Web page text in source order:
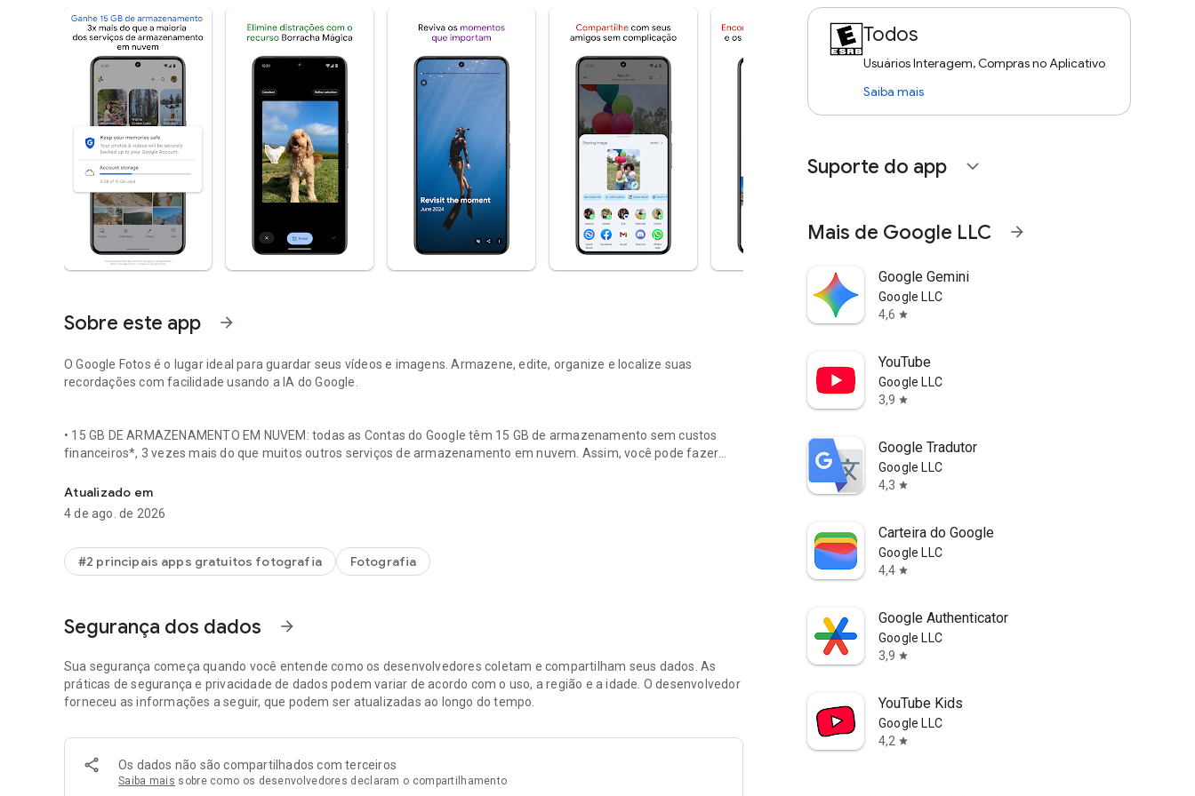
Sobre este app arrow_forward
O Google Fotos é o lugar ideal para guardar seus vídeos e imagens. Armazene, edite, organize e localize suas
recordações com facilidade usando a IA do Google.
• 15 GB DE ARMAZENAMENTO EM NUVEM: todas as Contas do Google têm 15 GB de armazenamento sem custos
financeiros*, 3 vezes mais do que muitos outros serviços de armazenamento em nuvem. Assim, você pode fazer
• FERRAMENTAS DE EDIÇÃO COM TECNOLOGIA DE IA: faça edições complexas com apenas alguns toques. Remova
a iluminação e o brilho com a Luz para Retrato.
eu rindo, Andando de caiaque em um lago cercado por montanhas ou Emma pintando no quintal.
• ORGANIZAÇÃO FÁCIL: o Google Fotos ajuda a organizar sua galeria agrupando automaticamente fotos duplicadas e
parecidas em Fotos semelhantes. Ele também oferece pastas inteligentes e intuitivas para capturas de tela,
diferenciada. Você pode até salvar fotos e vídeos particulares em uma Pasta Trancada protegida pelo bloqueio de
tela do seu dispositivo.
Atualizado em
4 de ago. de 2026
#2 principais apps gratuitos fotografia Fotografia
Segurança dos dados arrow_forward
Sua segurança começa quando você entende como os desenvolvedores coletam e compartilham seus dados. As
práticas de segurança e privacidade de dados podem variar de acordo com o uso, a região e a idade. O desenvolvedor
forneceu as informações a seguir, que podem ser atualizadas ao longo do tempo.
Os dados não são compartilhados com terceiros
Saiba mais sobre como os desenvolvedores declaram o compartilhamento
Todos
Usuários Interagem, Compras no Aplicativo
Saiba mais
Suporte do app expand_more
Mais de Google LLC arrow_forward
Google Gemini
Google LLC
4,6 star
YouTube
Google LLC
3,9 star
Google Tradutor
Google LLC
4,3 star
Carteira do Google
Google LLC
4,4 star
Google Authenticator
Google LLC
3,9 star
YouTube Kids
Google LLC
4,2 star